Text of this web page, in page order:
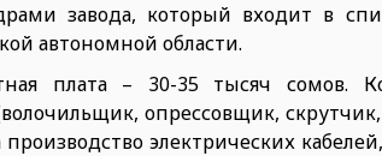
завода, который входит в
автономной области.
плата – 30-35 тысяч сомов.
опрессовщик,
электрических